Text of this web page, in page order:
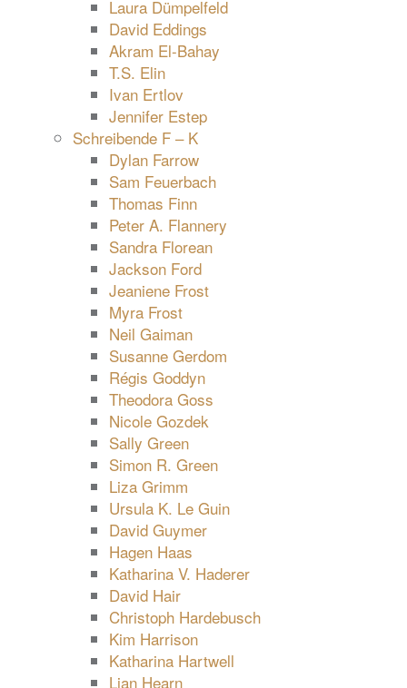
Laura Dümpelfeld
David Eddings
Akram El-Bahay
T.S. Elin
Ivan Ertlov
Jennifer Estep
Schreibende F – K
Dylan Farrow
Sam Feuerbach
Thomas Finn
Peter A. Flannery
Sandra Florean
Jackson Ford
Jeaniene Frost
Myra Frost
Neil Gaiman
Susanne Gerdom
Régis Goddyn
Theodora Goss
Nicole Gozdek
Sally Green
Simon R. Green
Liza Grimm
Ursula K. Le Guin
David Guymer
Hagen Haas
Katharina V. Haderer
David Hair
Christoph Hardebusch
Kim Harrison
Katharina Hartwell
Lian Hearn